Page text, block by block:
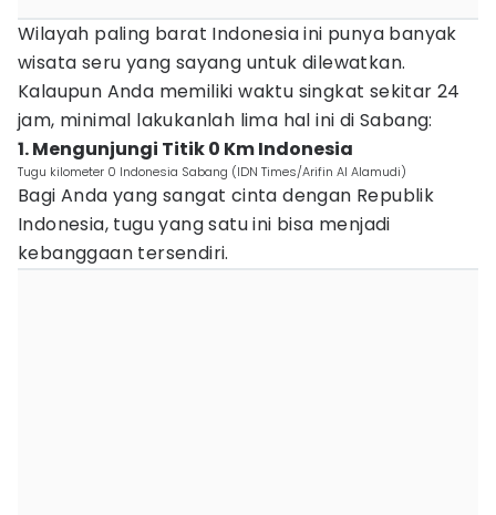
Wilayah paling barat Indonesia ini punya banyak
wisata seru yang sayang untuk dilewatkan.
Kalaupun Anda memiliki waktu singkat sekitar 24
jam, minimal lakukanlah lima hal ini di Sabang:
1. Mengunjungi Titik 0 Km Indonesia
Tugu kilometer 0 Indonesia Sabang (IDN Times/Arifin Al Alamudi)
Bagi Anda yang sangat cinta dengan Republik
Indonesia, tugu yang satu ini bisa menjadi
kebanggaan tersendiri.